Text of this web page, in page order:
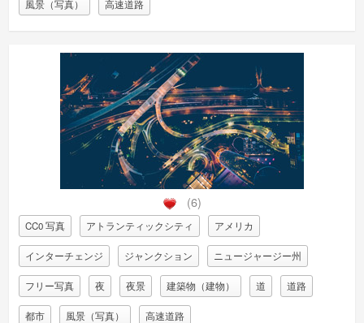
風景（写真） 高速道路
(6)
CC0 写真 アトランティックシティ アメリカ
インターチェンジ ジャンクション ニュージャージー州
フリー写真 夜 夜景 建築物（建物） 道 道路
都市 風景（写真） 高速道路